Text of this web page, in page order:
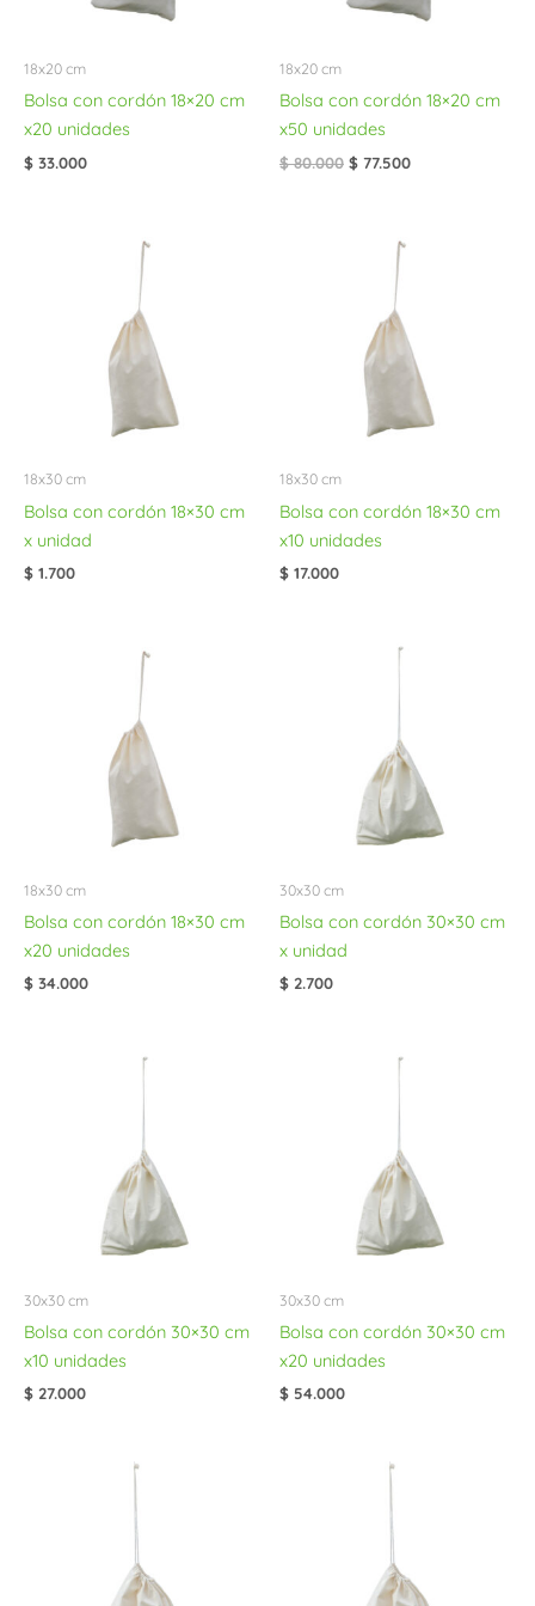
18x20 cm
Bolsa con cordón 18×20 cm
x20 unidades
$ 33.000
18x20 cm
Bolsa con cordón 18×20 cm
x50 unidades
$80.000 $ 77.500
18x30 cm
Bolsa con cordón 18×30 cm
x unidad
$ 1.700
18x30 cm
Bolsa con cordón 18×30 cm
x10 unidades
$ 17.000
18x30 cm
Bolsa con cordón 18×30 cm
x20 unidades
$ 34.000
30x30 cm
Bolsa con cordón 30×30 cm
x unidad
$ 2.700
30x30 cm
Bolsa con cordón 30×30 cm
x10 unidades
$ 27.000
30x30 cm
Bolsa con cordón 30×30 cm
x20 unidades
$ 54.000